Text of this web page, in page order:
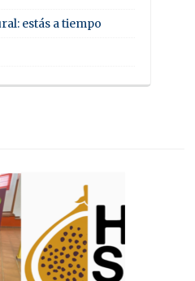
estás a tiempo